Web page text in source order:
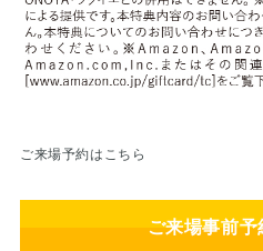
ご来場予約はこちら
ご来場事前予